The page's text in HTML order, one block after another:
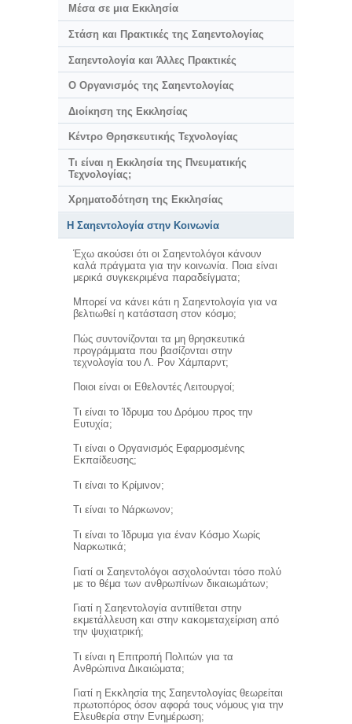
Μέσα σε μια Εκκλησία
Στάση και Πρακτικές της Σαηεντολογίας
Σαηεντολογία και Άλλες Πρακτικές
Ο Οργανισμός της Σαηεντολογίας
Διοίκηση της Εκκλησίας
Κέντρο Θρησκευτικής Τεχνολογίας
Τι είναι η Εκκλησία της Πνευματικής
Τεχνολογίας;
Χρηματοδότηση της Εκκλησίας
Η Σαηεντολογία στην Κοινωνία
Έχω ακούσει ότι οι Σαηεντολόγοι κάνουν
καλά πράγματα για την κοινωνία. Ποια είναι
μερικά συγκεκριμένα παραδείγματα;
Μπορεί να κάνει κάτι η Σαηεντολογία για να
βελτιωθεί η κατάσταση στον κόσμο;
Πώς συντονίζονται τα μη θρησκευτικά
προγράμματα που βασίζονται στην
τεχνολογία του Λ. Ρον Χάμπαρντ;
Ποιοι είναι οι Εθελοντές Λειτουργοί;
Τι είναι το Ίδρυμα του Δρόμου προς την
Ευτυχία;
Τι είναι ο Οργανισμός Εφαρμοσμένης
Εκπαίδευσης;
Τι είναι το Κρίμινον;
Τι είναι το Νάρκωνον;
Τι είναι το Ίδρυμα για έναν Κόσμο Χωρίς
Ναρκωτικά;
Γιατί οι Σαηεντολόγοι ασχολούνται τόσο πολύ
με το θέμα των ανθρωπίνων δικαιωμάτων;
Γιατί η Σαηεντολογία αντιτίθεται στην
εκμετάλλευση και στην κακομεταχείριση από
την ψυχιατρική;
Τι είναι η Επιτροπή Πολιτών για τα
Ανθρώπινα Δικαιώματα;
Γιατί η Εκκλησία της Σαηεντολογίας θεωρείται
πρωτοπόρος όσον αφορά τους νόμους για την
Ελευθερία στην Ενημέρωση;